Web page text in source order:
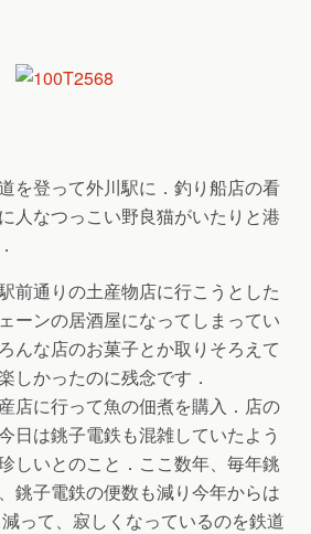
を登って外川駅に．釣り船店の看
人なつっこい野良猫がいたりと港
前通りの土産物店に行こうとした
ーンの居酒屋になってしまってい
んな店のお菓子とか取りそろえて
しかったのに残念です．
店に行って魚の佃煮を購入．店の
日は銚子電鉄も混雑していたよう
しいとのこと．ここ数年、毎年銚
銚子電鉄の便数も減り今年からは
って、寂しくなっているのを鉄道